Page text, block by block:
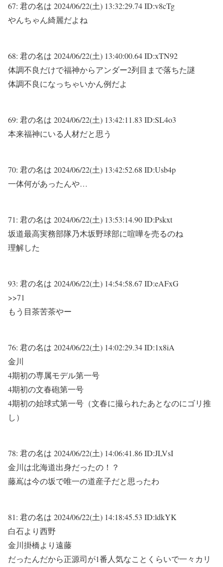
67: 君の名は 2024/06/22(土) 13:32:29.74 ID:v8cTg
やんちゃん綺麗だよね
68: 君の名は 2024/06/22(土) 13:40:00.64 ID:xTN92
体調不良だけで福神からアンダー2列目まで落ちた謎
体調不良になっちゃいかん例だよ
69: 君の名は 2024/06/22(土) 13:42:11.83 ID:SL4o3
本来福神にいる人材だと思う
70: 君の名は 2024/06/22(土) 13:42:52.68 ID:Usb4p
一体何があったんや…
71: 君の名は 2024/06/22(土) 13:53:14.90 ID:Pskxt
坂道最高実務部隊乃木坂野球部に喧嘩を売るのね
理解した
93: 君の名は 2024/06/22(土) 14:54:58.67 ID:eAFxG
>>71
もう目茶苦茶やー
76: 君の名は 2024/06/22(土) 14:02:29.34 ID:1x8iA
金川
4期初の専属モデル第一号
4期初の文春砲第一号
4期初の始球式第一号（文春に撮られたあとなのにゴリ推
し）
78: 君の名は 2024/06/22(土) 14:06:41.86 ID:JLVsI
金川は北海道出身だったの！？
藤嶌は今の坂で唯一の道産子だと思ったわ
81: 君の名は 2024/06/22(土) 14:18:45.53 ID:ldkYK
白石より西野
金川掛橋より遠藤
だったんだから正源司が1番人気なことくらいで一々カリ